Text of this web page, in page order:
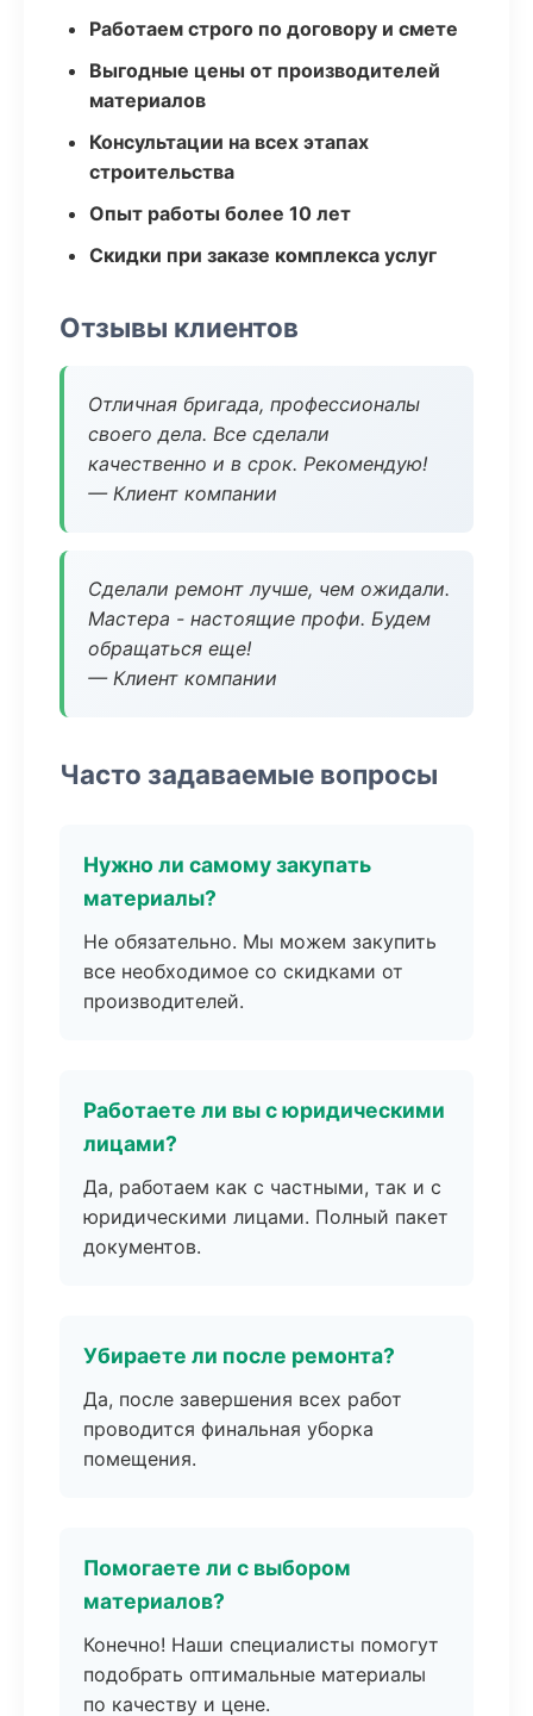
Работаем строго по договору и смете
Выгодные цены от производителей
материалов
Консультации на всех этапах
строительства
Опыт работы более 10 лет
Скидки при заказе комплекса услуг
Отзывы клиентов
Отличная бригада, профессионалы
своего дела. Все сделали
качественно и в срок. Рекомендую!
— Клиент компании
Сделали ремонт лучше, чем ожидали.
Мастера - настоящие профи. Будем
обращаться еще!
— Клиент компании
Часто задаваемые вопросы
Нужно ли самому закупать
материалы?
Не обязательно. Мы можем закупить
все необходимое со скидками от
производителей.
Работаете ли вы с юридическими
лицами?
Да, работаем как с частными, так и с
юридическими лицами. Полный пакет
документов.
Убираете ли после ремонта?
Да, после завершения всех работ
проводится финальная уборка
помещения.
Помогаете ли с выбором
материалов?
Конечно! Наши специалисты помогут
подобрать оптимальные материалы
по качеству и цене.